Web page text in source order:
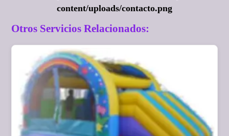
content/uploads/contacto.png
Otros Servicios Relacionados: